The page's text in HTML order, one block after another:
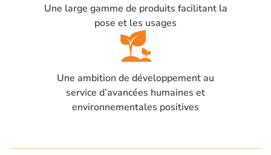
Une large gamme de produits facilitant la
pose et les usages
Une ambition de développement au
service d’avancées humaines et
environnementales positives